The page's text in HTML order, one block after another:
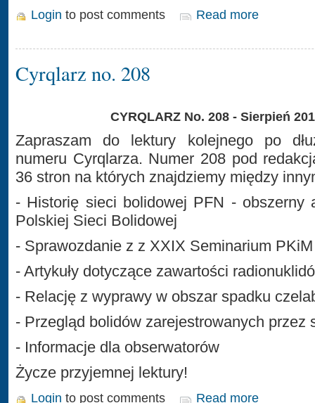
Login to post comments Read more
Cyrqlarz no. 208
CYRQLARZ No. 208 - Sierpień
Zapraszam do lektury kolejnego po
numeru Cyrqlarza. Numer 208 pod
36 stron na których znajdziemy między
- Historię sieci bolidowej PFN - obszerny
Polskiej Sieci Bolidowej
- Sprawozdanie z z XXIX Seminarium PKiM
- Artykuły dotyczące zawartości
- Relację z wyprawy w obszar spadku
- Przegląd bolidów zarejestrowanych przez
- Informacje dla obserwatorów
Życze przyjemnej lektury!
Login to post comments Read more